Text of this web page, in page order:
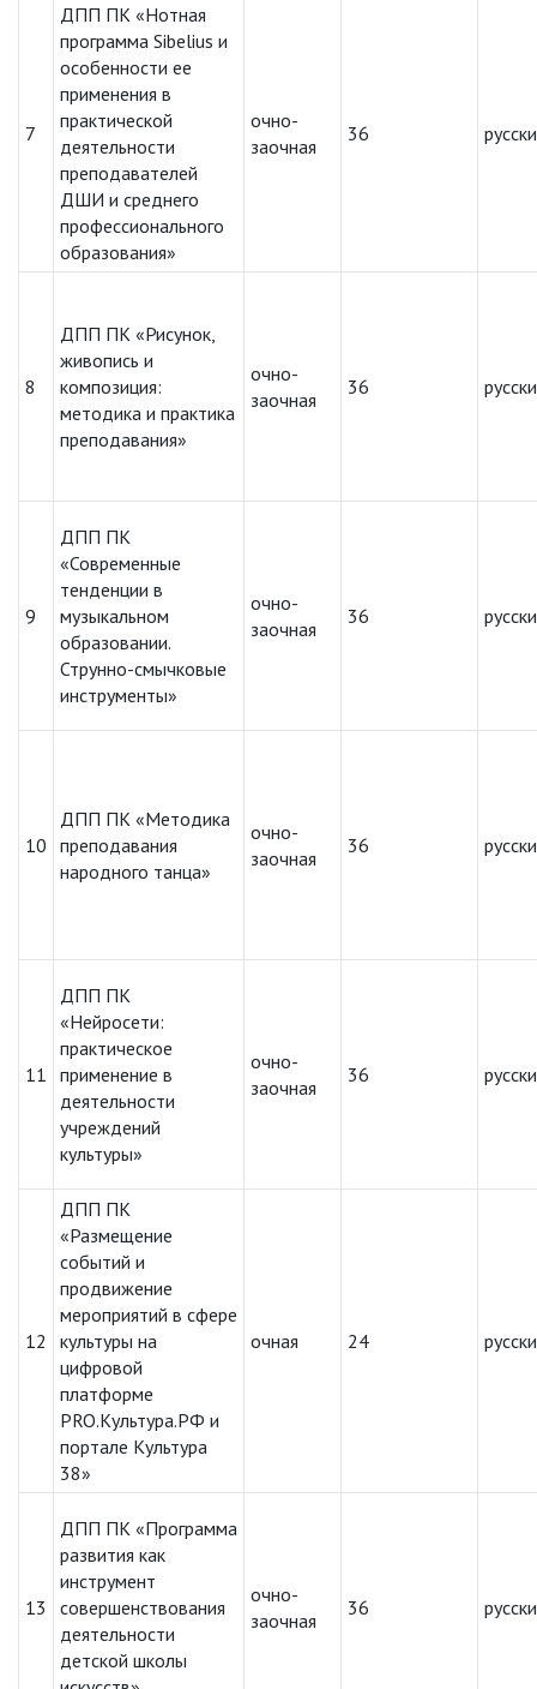
7
ДПП ПК «Нотная
программа Sibelius и
особенности ее
применения в
практической
деятельности
преподавателей
ДШИ и среднего
профессионального
образования»
очно-
заочная
36
8
ДПП ПК «Рисунок,
живопись и
композиция:
методика и практика
преподавания»
очно-
заочная
36
9
ДПП ПК
«Современные
тенденции в
музыкальном
образовании.
Струнно-смычковые
инструменты»
очно-
заочная
36
10
ДПП ПК «Методика
преподавания
народного танца»
очно-
заочная
36
11
ДПП ПК
«Нейросети:
практическое
применение в
деятельности
учреждений
культуры»
очно-
заочная
36
12
ДПП ПК
«Размещение
событий и
продвижение
мероприятий в сфере
культуры на
цифровой
платформе
PRO.Культура.РФ и
портале Культура
38»
очная 24
13
ДПП ПК «Программа
развития как
инструмент
совершенствования
деятельности
детской школы
очно-
заочная
36